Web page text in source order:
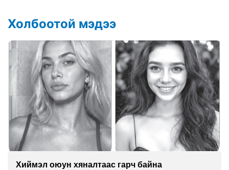
Холбоотой мэдээ
Хиймэл оюун хяналтаас гарч байна